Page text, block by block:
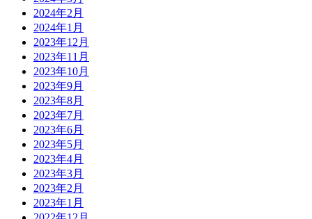
2024年2月
2024年1月
2023年12月
2023年11月
2023年10月
2023年9月
2023年8月
2023年7月
2023年6月
2023年5月
2023年4月
2023年3月
2023年2月
2023年1月